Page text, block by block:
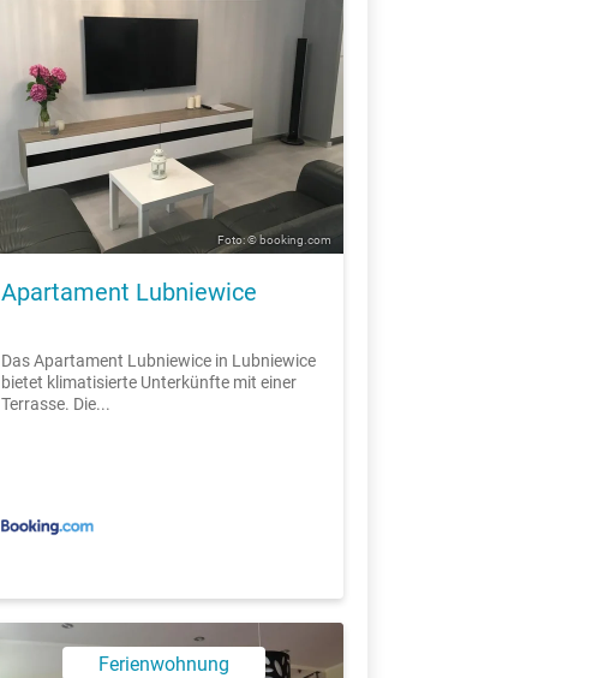
Foto: © booking.com
Apartament Lubniewice
Das Apartament Lubniewice in Lubniewice
bietet klimatisierte Unterkünfte mit einer
Terrasse. Die...
Ferienwohnung